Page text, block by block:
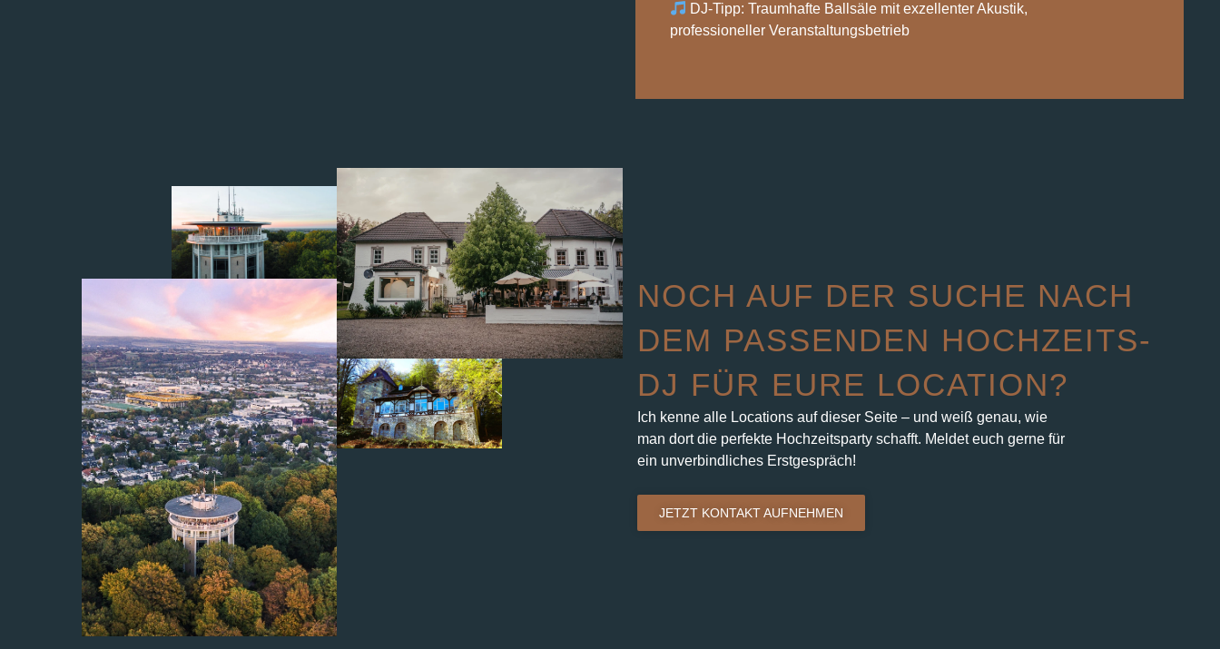
DJ-Tipp: Traumhafte Ballsäle mit exzellenter Akustik,
professioneller Veranstaltungsbetrieb
NOCH AUF DER SUCHE NACH
DEM PASSENDEN HOCHZEITS-
DJ FÜR EURE LOCATION?
Ich kenne alle Locations auf dieser Seite – und weiß genau, wie
man dort die perfekte Hochzeitsparty schafft. Meldet euch gerne für
ein unverbindliches Erstgespräch!
JETZT KONTAKT AUFNEHMEN